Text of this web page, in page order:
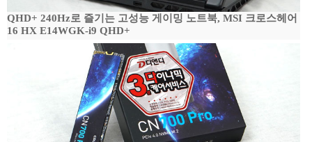
QHD+ 240Hz로 즐기는 고성능 게이밍 노트북, MSI 크로스헤어
16 HX E14WGK-i9 QHD+